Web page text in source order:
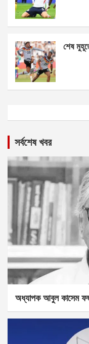
শেষ
সর্বশেষ খবর
অধ্যাপক আবুল কাসেম